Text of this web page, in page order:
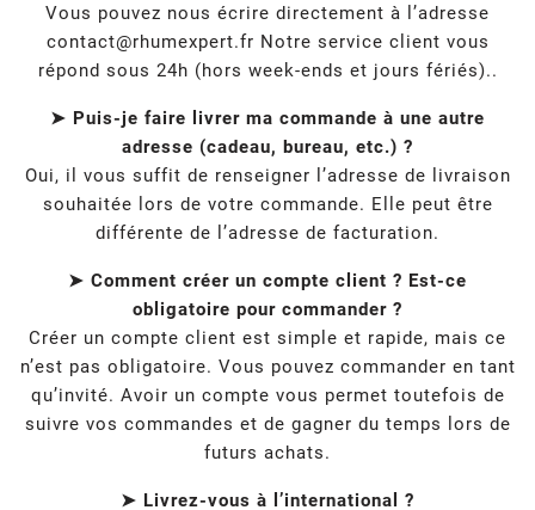
Vous pouvez nous écrire directement à l’adresse
contact@rhumexpert.fr Notre service client vous
répond sous 24h (hors week-ends et jours fériés)..
➤ Puis-je faire livrer ma commande à une autre
adresse (cadeau, bureau, etc.) ?
Oui, il vous suffit de renseigner l’adresse de livraison
souhaitée lors de votre commande. Elle peut être
différente de l’adresse de facturation.
➤ Comment créer un compte client ? Est-ce
obligatoire pour commander ?
Créer un compte client est simple et rapide, mais ce
n’est pas obligatoire. Vous pouvez commander en tant
qu’invité. Avoir un compte vous permet toutefois de
suivre vos commandes et de gagner du temps lors de
futurs achats.
➤ Livrez-vous à l’international ?